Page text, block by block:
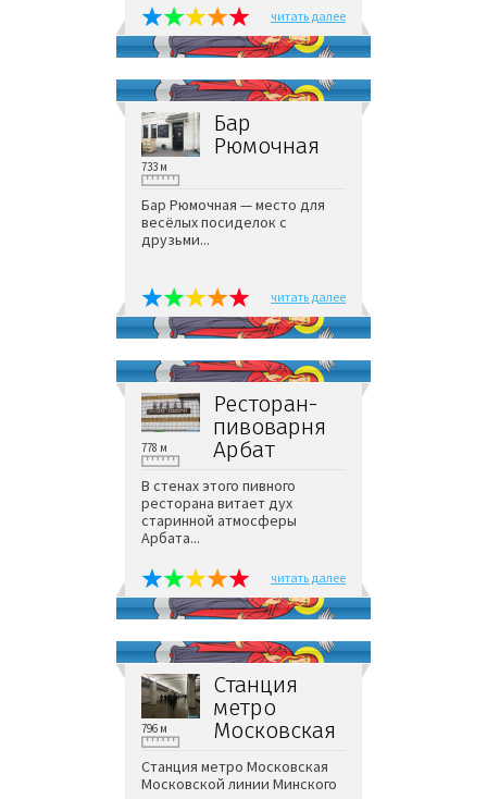
читать далее
Бар
Рюмочная
733 м
Бар Рюмочная — место для
весёлых посиделок с
друзьми...
читать далее
Ресторан-
пивоварня
Арбат
778 м
В стенах этого пивного
ресторана витает дух
старинной атмосферы
Арбата...
читать далее
Станция
метро
Московская
796 м
Станция метро Московская
Московской линии Минского